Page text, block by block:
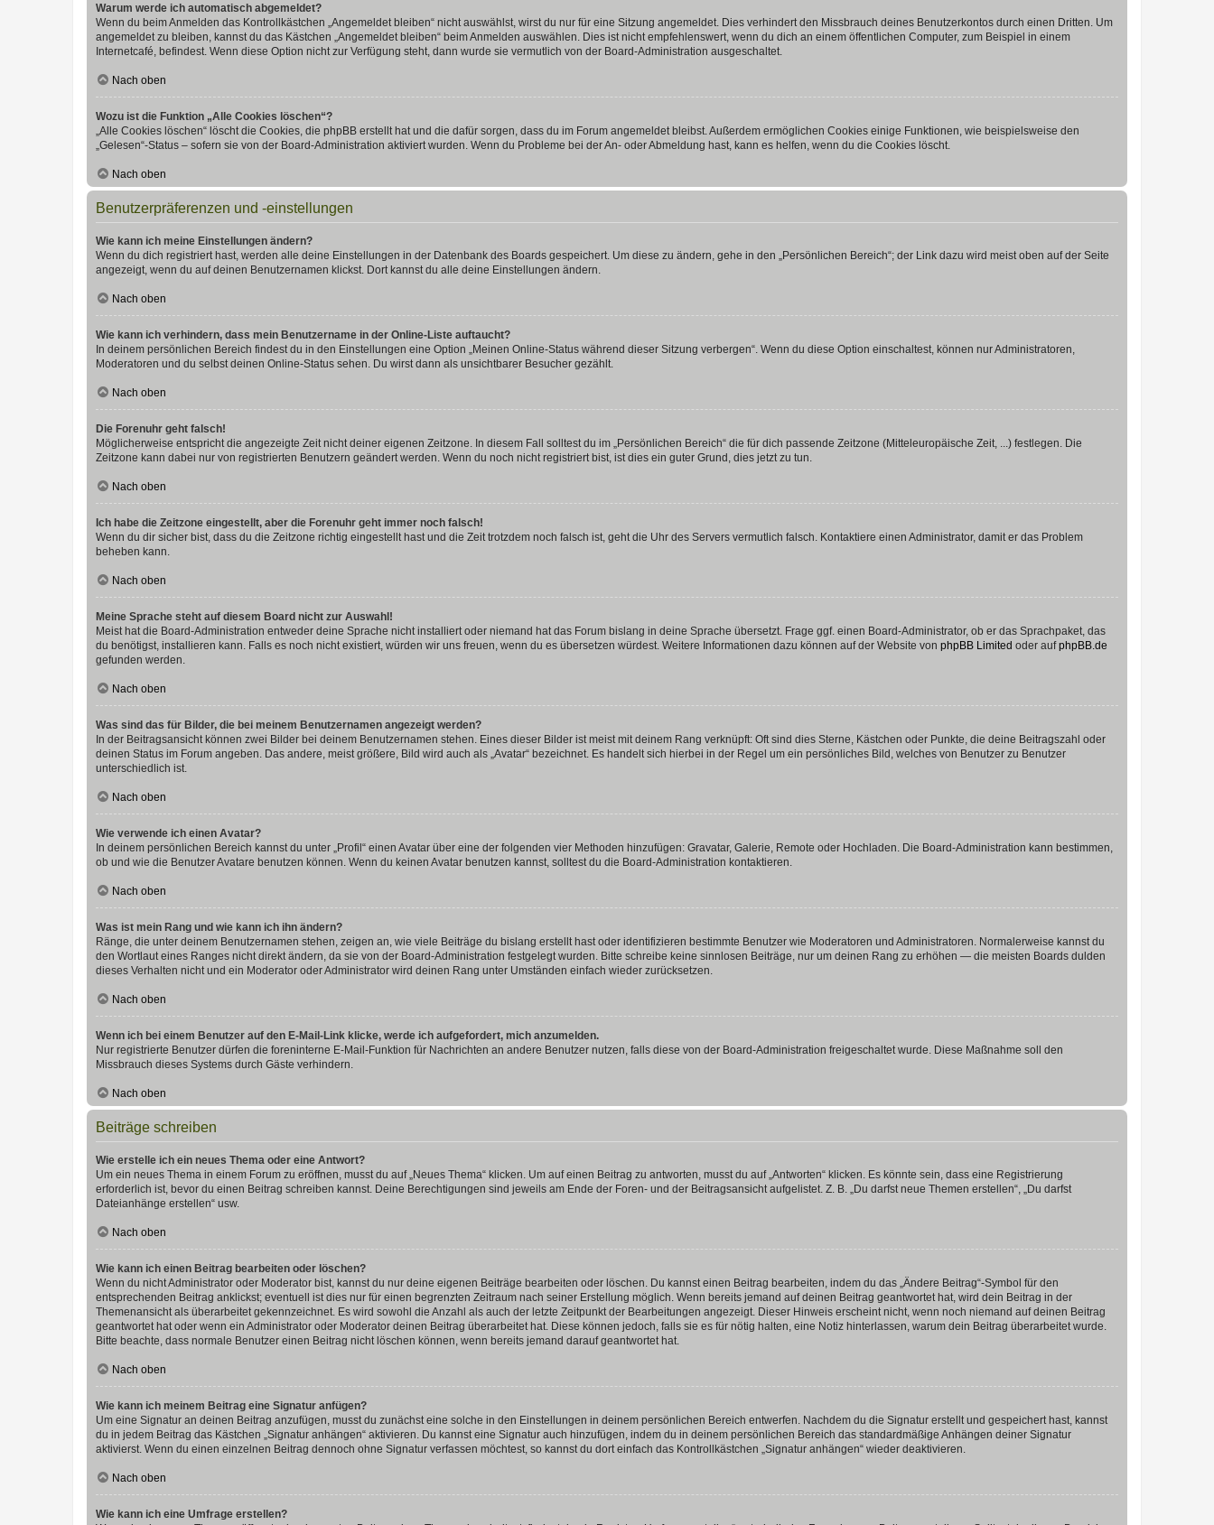
Warum werde ich automatisch abgemeldet?
Wenn du beim Anmelden das Kontrollkästchen „Angemeldet bleiben“ nicht auswählst, wirst du nur für eine Sitzung angemeldet. Dies verhindert den Missbrauch deines Benutzerkontos durch einen Dritten. Um
angemeldet zu bleiben, kannst du das Kästchen „Angemeldet bleiben“ beim Anmelden auswählen. Dies ist nicht empfehlenswert, wenn du dich an einem öffentlichen Computer, zum Beispiel in einem
Internetcafé, befindest. Wenn diese Option nicht zur Verfügung steht, dann wurde sie vermutlich von der Board-Administration ausgeschaltet.
Nach oben
Wozu ist die Funktion „Alle Cookies löschen“?
„Alle Cookies löschen“ löscht die Cookies, die phpBB erstellt hat und die dafür sorgen, dass du im Forum angemeldet bleibst. Außerdem ermöglichen Cookies einige Funktionen, wie beispielsweise den
„Gelesen“-Status – sofern sie von der Board-Administration aktiviert wurden. Wenn du Probleme bei der An- oder Abmeldung hast, kann es helfen, wenn du die Cookies löscht.
Nach oben
Benutzerpräferenzen und -einstellungen
Wie kann ich meine Einstellungen ändern?
Wenn du dich registriert hast, werden alle deine Einstellungen in der Datenbank des Boards gespeichert. Um diese zu ändern, gehe in den „Persönlichen Bereich“; der Link dazu wird meist oben auf der Seite
angezeigt, wenn du auf deinen Benutzernamen klickst. Dort kannst du alle deine Einstellungen ändern.
Nach oben
Wie kann ich verhindern, dass mein Benutzername in der Online-Liste auftaucht?
In deinem persönlichen Bereich findest du in den Einstellungen eine Option „Meinen Online-Status während dieser Sitzung verbergen“. Wenn du diese Option einschaltest, können nur Administratoren,
Moderatoren und du selbst deinen Online-Status sehen. Du wirst dann als unsichtbarer Besucher gezählt.
Nach oben
Die Forenuhr geht falsch!
Möglicherweise entspricht die angezeigte Zeit nicht deiner eigenen Zeitzone. In diesem Fall solltest du im „Persönlichen Bereich“ die für dich passende Zeitzone (Mitteleuropäische Zeit, ...) festlegen. Die
Zeitzone kann dabei nur von registrierten Benutzern geändert werden. Wenn du noch nicht registriert bist, ist dies ein guter Grund, dies jetzt zu tun.
Nach oben
Ich habe die Zeitzone eingestellt, aber die Forenuhr geht immer noch falsch!
Wenn du dir sicher bist, dass du die Zeitzone richtig eingestellt hast und die Zeit trotzdem noch falsch ist, geht die Uhr des Servers vermutlich falsch. Kontaktiere einen Administrator, damit er das Problem
beheben kann.
Nach oben
Meine Sprache steht auf diesem Board nicht zur Auswahl!
Meist hat die Board-Administration entweder deine Sprache nicht installiert oder niemand hat das Forum bislang in deine Sprache übersetzt. Frage ggf. einen Board-Administrator, ob er das Sprachpaket, das
du benötigst, installieren kann. Falls es noch nicht existiert, würden wir uns freuen, wenn du es übersetzen würdest. Weitere Informationen dazu können auf der Website von phpBB Limited oder aufphpBB.de
gefunden werden.
Nach oben
Was sind das für Bilder, die bei meinem Benutzernamen angezeigt werden?
In der Beitragsansicht können zwei Bilder bei deinem Benutzernamen stehen. Eines dieser Bilder ist meist mit deinem Rang verknüpft: Oft sind dies Sterne, Kästchen oder Punkte, die deine Beitragszahl oder
deinen Status im Forum angeben. Das andere, meist größere, Bild wird auch als „Avatar“ bezeichnet. Es handelt sich hierbei in der Regel um ein persönliches Bild, welches von Benutzer zu Benutzer
unterschiedlich ist.
Nach oben
Wie verwende ich einen Avatar?
In deinem persönlichen Bereich kannst du unter „Profil“ einen Avatar über eine der folgenden vier Methoden hinzufügen: Gravatar, Galerie, Remote oder Hochladen. Die Board-Administration kann bestimmen,
ob und wie die Benutzer Avatare benutzen können. Wenn du keinen Avatar benutzen kannst, solltest du die Board-Administration kontaktieren.
Nach oben
Was ist mein Rang und wie kann ich ihn ändern?
Ränge, die unter deinem Benutzernamen stehen, zeigen an, wie viele Beiträge du bislang erstellt hast oder identifizieren bestimmte Benutzer wie Moderatoren und Administratoren. Normalerweise kannst du
den Wortlaut eines Ranges nicht direkt ändern, da sie von der Board-Administration festgelegt wurden. Bitte schreibe keine sinnlosen Beiträge, nur um deinen Rang zu erhöhen — die meisten Boards dulden
dieses Verhalten nicht und ein Moderator oder Administrator wird deinen Rang unter Umständen einfach wieder zurücksetzen.
Nach oben
Wenn ich bei einem Benutzer auf den E-Mail-Link klicke, werde ich aufgefordert, mich anzumelden.
Nur registrierte Benutzer dürfen die foreninterne E-Mail-Funktion für Nachrichten an andere Benutzer nutzen, falls diese von der Board-Administration freigeschaltet wurde. Diese Maßnahme soll den
Missbrauch dieses Systems durch Gäste verhindern.
Nach oben
Beiträge schreiben
Wie erstelle ich ein neues Thema oder eine Antwort?
Um ein neues Thema in einem Forum zu eröffnen, musst du auf „Neues Thema“ klicken. Um auf einen Beitrag zu antworten, musst du auf „Antworten“ klicken. Es könnte sein, dass eine Registrierung
erforderlich ist, bevor du einen Beitrag schreiben kannst. Deine Berechtigungen sind jeweils am Ende der Foren- und der Beitragsansicht aufgelistet. Z. B. „Du darfst neue Themen erstellen“, „Du darfst
Dateianhänge erstellen“ usw.
Nach oben
Wie kann ich einen Beitrag bearbeiten oder löschen?
Wenn du nicht Administrator oder Moderator bist, kannst du nur deine eigenen Beiträge bearbeiten oder löschen. Du kannst einen Beitrag bearbeiten, indem du das „Ändere Beitrag“-Symbol für den
entsprechenden Beitrag anklickst; eventuell ist dies nur für einen begrenzten Zeitraum nach seiner Erstellung möglich. Wenn bereits jemand auf deinen Beitrag geantwortet hat, wird dein Beitrag in der
Themenansicht als überarbeitet gekennzeichnet. Es wird sowohl die Anzahl als auch der letzte Zeitpunkt der Bearbeitungen angezeigt. Dieser Hinweis erscheint nicht, wenn noch niemand auf deinen Beitrag
geantwortet hat oder wenn ein Administrator oder Moderator deinen Beitrag überarbeitet hat. Diese können jedoch, falls sie es für nötig halten, eine Notiz hinterlassen, warum dein Beitrag überarbeitet wurde.
Bitte beachte, dass normale Benutzer einen Beitrag nicht löschen können, wenn bereits jemand darauf geantwortet hat.
Nach oben
Wie kann ich meinem Beitrag eine Signatur anfügen?
Um eine Signatur an deinen Beitrag anzufügen, musst du zunächst eine solche in den Einstellungen in deinem persönlichen Bereich entwerfen. Nachdem du die Signatur erstellt und gespeichert hast, kannst
du in jedem Beitrag das Kästchen „Signatur anhängen“ aktivieren. Du kannst eine Signatur auch hinzufügen, indem du in deinem persönlichen Bereich das standardmäßige Anhängen deiner Signatur
aktivierst. Wenn du einen einzelnen Beitrag dennoch ohne Signatur verfassen möchtest, so kannst du dort einfach das Kontrollkästchen „Signatur anhängen“ wieder deaktivieren.
Nach oben
Wie kann ich eine Umfrage erstellen?